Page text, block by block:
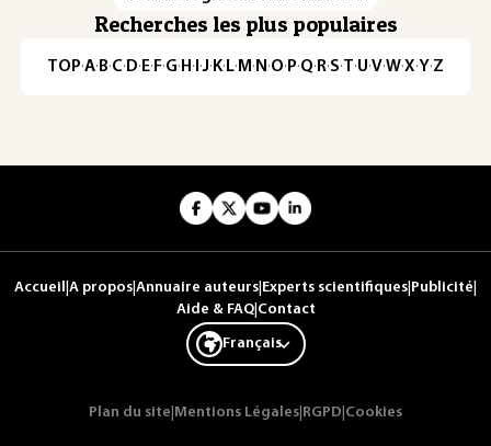
Recherches les plus populaires
TOP·A·B·C· D· E· F·G· H · ·J· K· L· M · N ·O· P·Q· R·S·T·U·V·W·X·Y·Z
Accueil A propos Annuaire auteurs Experts scientifiques Publicité
Aide & FAQ| Contact
Français
Plan du site Mentions Légales RGPD Cookies